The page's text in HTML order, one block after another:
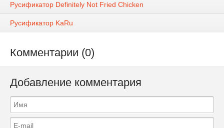
Русификатор Definitely Not Fried Chicken
Русификатор KaRu
Комментарии (0)
Добавление комментария